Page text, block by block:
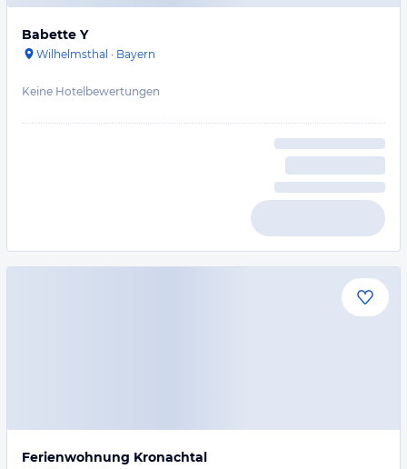
Babette Y
Wilhelmsthal · Bayern
Keine Hotelbewertungen
Ferienwohnung Kronachtal